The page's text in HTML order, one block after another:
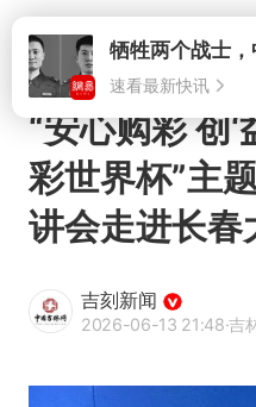
速看最新快讯
“安心购彩 创‘
彩世界杯”主
讲会走进长春
吉刻新闻
2026-06-13 21:48·吉